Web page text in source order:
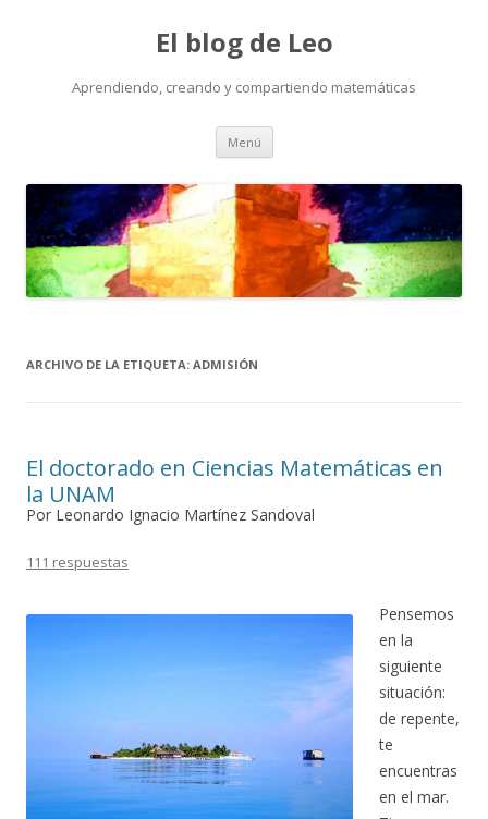
El blog de Leo
Aprendiendo, creando y compartiendo matemáticas
Menú Saltar
contenido
ARCHIVO DE LA ETIQUETA: ADMISIÓN
El doctorado en Ciencias Matemáticas en
la UNAM
Por Leonardo Ignacio Martínez Sandoval
111 respuestas
Pensemos
en la
siguiente
situación:
de repente,
te
encuentras
en el mar.